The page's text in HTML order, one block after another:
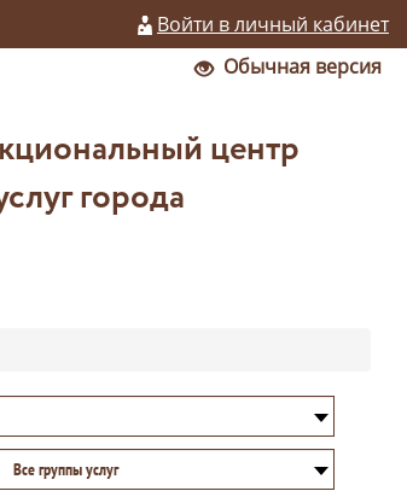
Войти в личный кабинет
Обычная версия
центр
города
Все группы услуг